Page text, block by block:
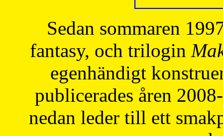
Sedan sommaren
fantasy, och trilogin
egenhändigt
publicerades åren
nedan leder till ett